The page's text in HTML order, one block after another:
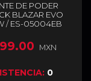
DE PODER
BLAZAR EVO
/ ES-05004EB
MXN
0